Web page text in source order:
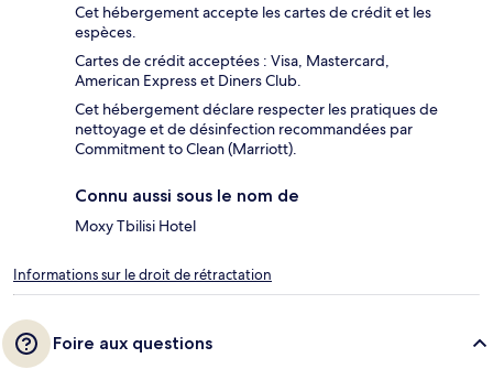
Cet hébergement accepte les cartes de crédit et les
espèces.
Cartes de crédit acceptées : Visa, Mastercard,
American Express et Diners Club.
Cet hébergement déclare respecter les pratiques de
nettoyage et de désinfection recommandées par
Commitment to Clean (Marriott).
Connu aussi sous le nom de
Moxy Tbilisi Hotel
Informations sur le droit de rétractation
Foire aux questions